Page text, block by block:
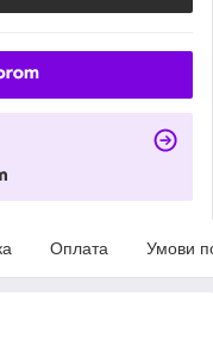
Оплата Умови